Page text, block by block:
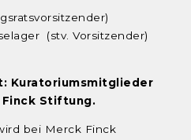
(stv. Vorsitzender)
Kuratoriumsmitglieder
Stiftung.
bei Merck Finck